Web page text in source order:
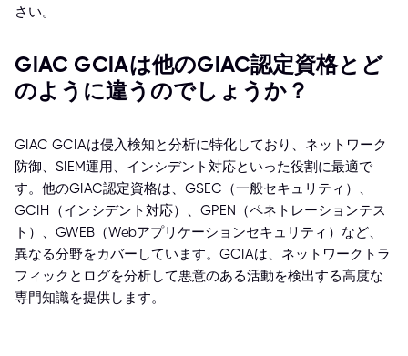
さい。
GIAC GCIAは他のGIAC認定資格とど
のように違うのでしょうか？
GIAC GCIAは侵入検知と分析に特化しており、ネットワーク
防御、SIEM運用、インシデント対応といった役割に最適で
す。他のGIAC認定資格は、GSEC（一般セキュリティ）、
GCIH（インシデント対応）、GPEN（ペネトレーションテス
ト）、GWEB（Webアプリケーションセキュリティ）など、
異なる分野をカバーしています。GCIAは、ネットワークトラ
フィックとログを分析して悪意のある活動を検出する高度な
専門知識を提供します。